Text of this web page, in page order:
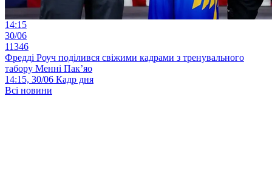
14:15
30/06
11346
Фредді Роуч поділився свіжими кадрами з тренувального
табору Менні Пак’яо
14:15, 30/06 Кадр дня
Всі новини